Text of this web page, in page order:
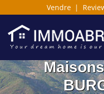
Vendre |